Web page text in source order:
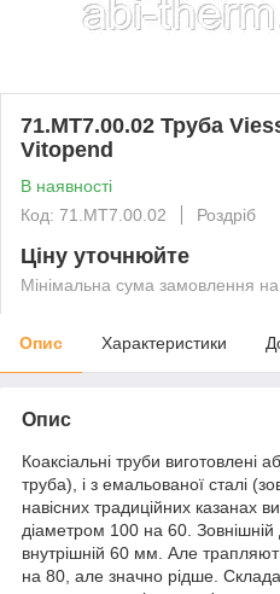
71.МТ7.00.02 Труба
Vitopend
В наявності
Код: 71.МТ7.00.02
Роздріб
Ціну уточнюйте
Мінімальна сума замовлення
Опис Характеристики
Опис
Коаксіальні труби виготовлені
труба), і з емальованої сталі
навісних традиційних казанах
діаметром 100 на 60.
внутрішній 60 мм. Але
на 80, але значно рідше.